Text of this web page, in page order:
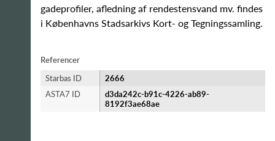
gadeprofiler, afledning af rendestensvand mv. findes
i Københavns Stadsarkivs Kort- og Tegningssamling.
Referencer
Starbas ID
2666
ASTA7 ID
d3da242c-b91c-4226-ab89-
8192f3ae68ae